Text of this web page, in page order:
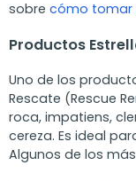
sobre cómo tomar
Productos
Uno de los
Rescate (Rescue
roca, impatiens,
cereza. Es ideal
Algunos de los